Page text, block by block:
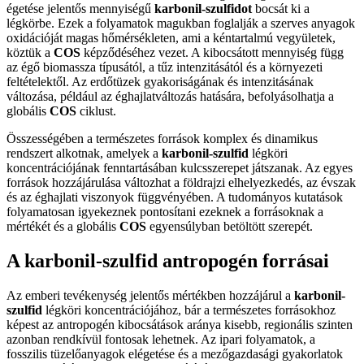
égetése jelentős mennyiségű karbonil-szulfidot bocsát ki a
légkörbe. Ezek a folyamatok magukban foglalják a szerves anyagok
oxidációját magas hőmérsékleten, ami a kéntartalmú vegyületek,
köztük a COS képződéséhez vezet. A kibocsátott mennyiség függ
az égő biomassza típusától, a tűz intenzitásától és a környezeti
feltételektől. Az erdőtüzek gyakoriságának és intenzitásának
változása, például az éghajlatváltozás hatására, befolyásolhatja a
globális COS ciklust.
Összességében a természetes források komplex és dinamikus
rendszert alkotnak, amelyek a karbonil-szulfid légköri
koncentrációjának fenntartásában kulcsszerepet játszanak. Az egyes
források hozzájárulása változhat a földrajzi elhelyezkedés, az évszak
és az éghajlati viszonyok függvényében. A tudományos kutatások
folyamatosan igyekeznek pontosítani ezeknek a forrásoknak a
mértékét és a globális COS egyensúlyban betöltött szerepét.
A karbonil-szulfid antropogén forrásai
Az emberi tevékenység jelentős mértékben hozzájárul a karbonil-
szulfid légköri koncentrációjához, bár a természetes forrásokhoz
képest az antropogén kibocsátások aránya kisebb, regionális szinten
azonban rendkívül fontosak lehetnek. Az ipari folyamatok, a
fosszilis tüzelőanyagok elégetése és a mezőgazdasági gyakorlatok